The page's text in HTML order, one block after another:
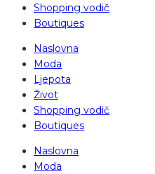
Shopping vodič
Boutiques
Naslovna
Moda
Ljepota
Život
Shopping vodič
Boutiques
Naslovna
Moda